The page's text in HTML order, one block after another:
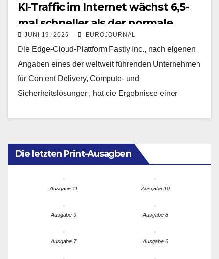
KI-Traffic im Internet wächst 6,5-
mal schneller als der normale
Traffic
JUNI 19, 2026 EUROJOURNAL
Die Edge-Cloud-Plattform Fastly Inc., nach eigenen
Angaben eines der weltweit führenden Unternehmen
für Content Delivery, Compute- und
Sicherheitslösungen, hat die Ergebnisse einer
Die letzten Print-Ausagben
Ausgabe 11 Ausgabe 10
Ausgabe 9 Ausgabe 8
Ausgabe 7 Ausgabe 6